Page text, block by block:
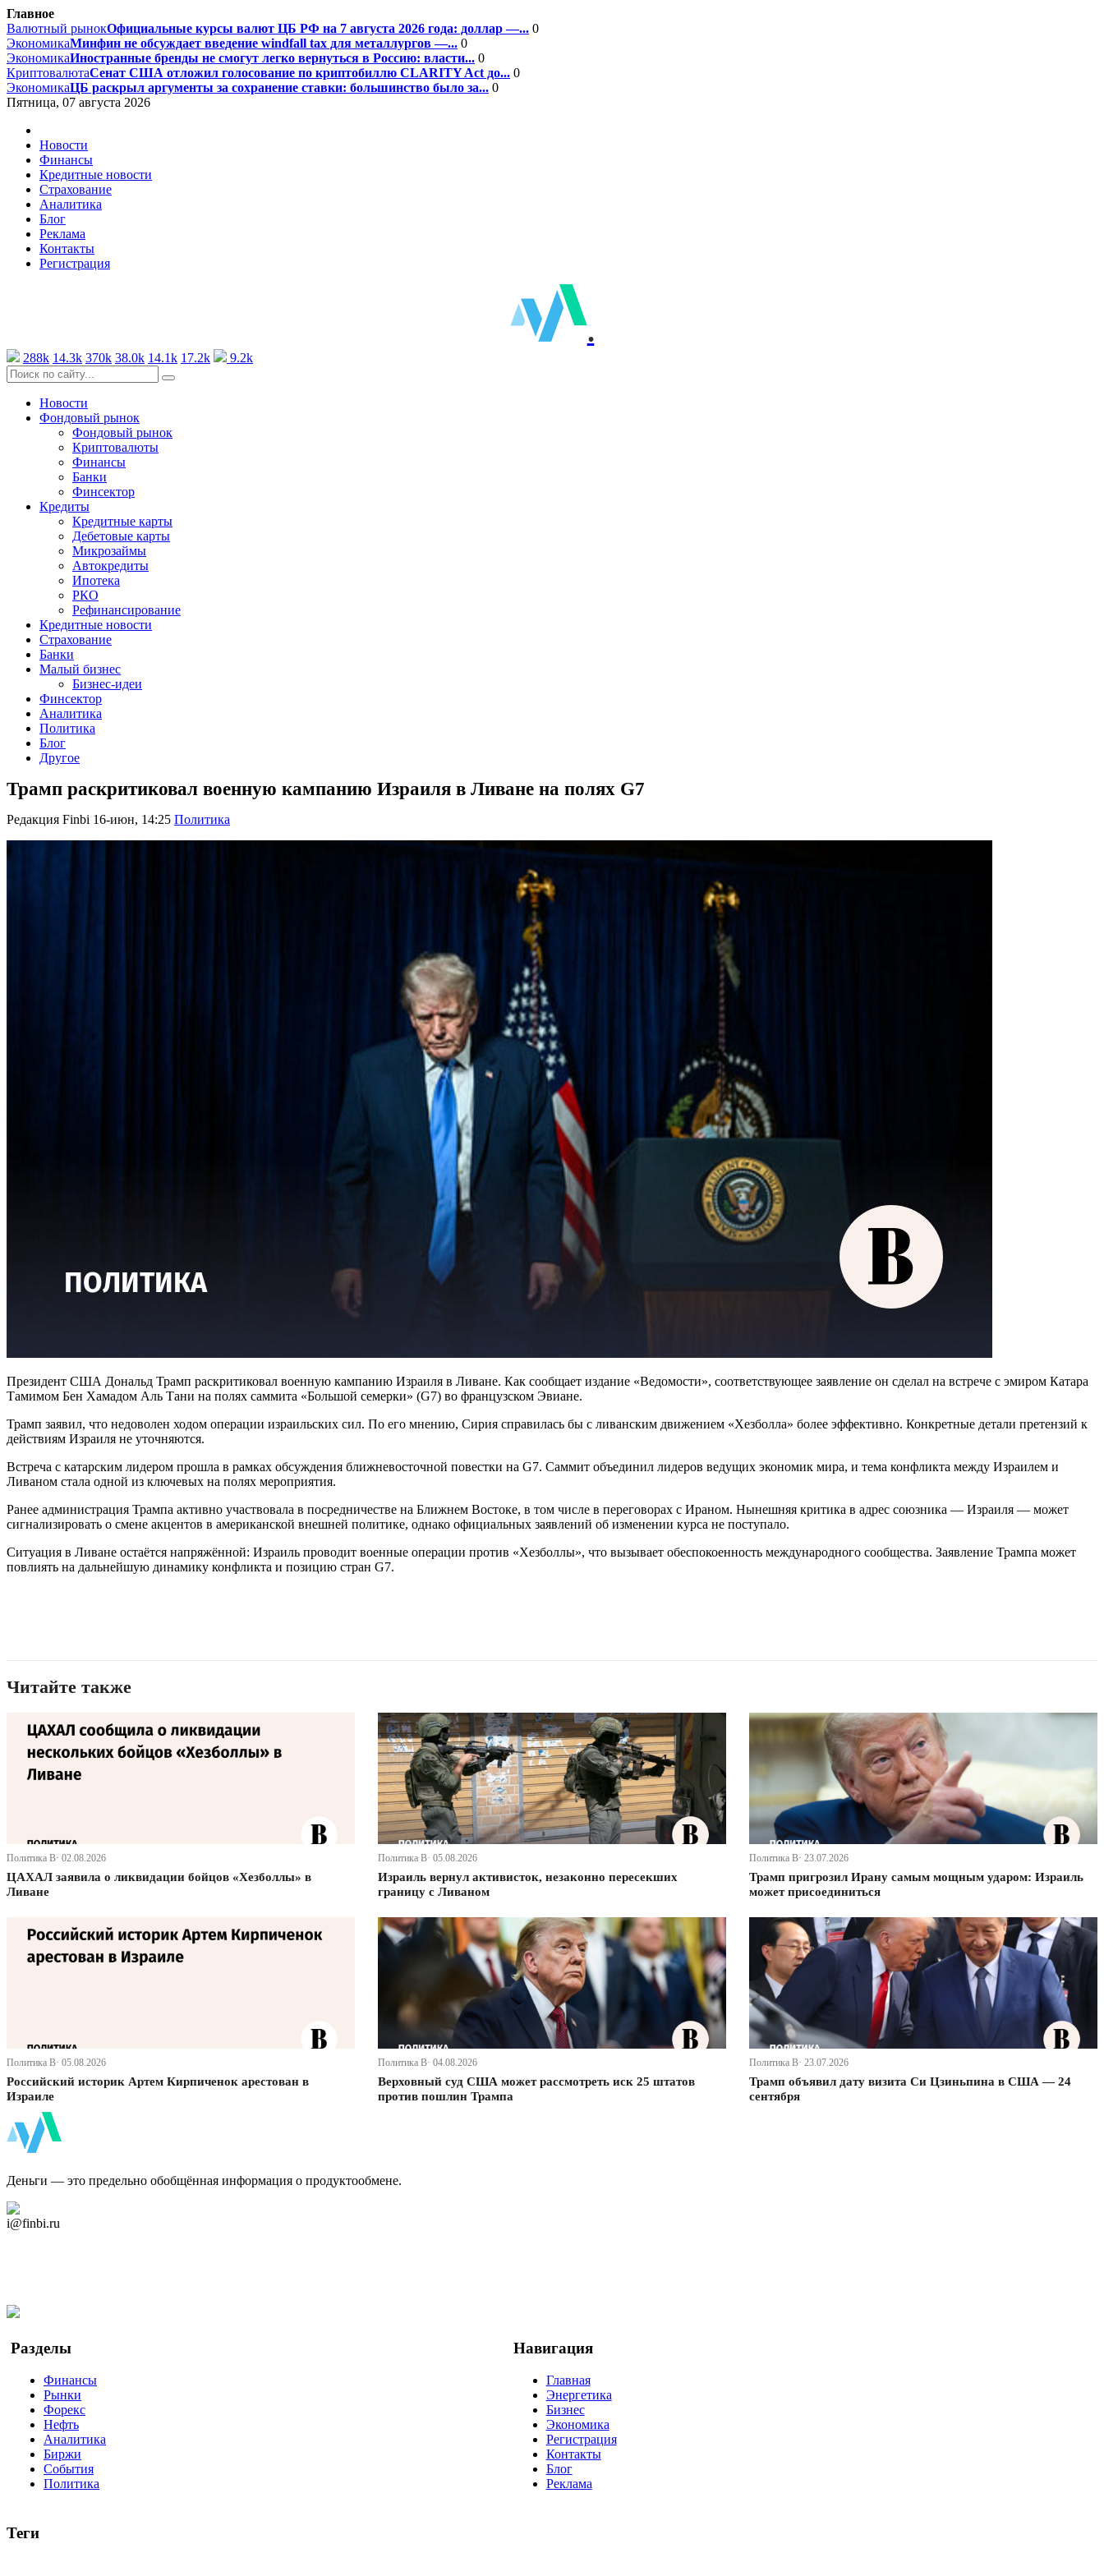
Главное
Валютный рынокОфициальные курсы валют ЦБ РФ на 7 августа 2026 года: доллар —... 0
ЭкономикаМинфин не обсуждает введение windfall tax для металлургов —... 0
ЭкономикаИностранные бренды не смогут легко вернуться в Россию: власти... 0
КриптовалютаСенат США отложил голосование по криптобиллю CLARITY Act до... 0
ЭкономикаЦБ раскрыл аргументы за сохранение ставки: большинство было за... 0
Пятница, 07 августа 2026
Новости
Финансы
Кредитные новости
Страхование
Аналитика
Блог
Реклама
Контакты
Регистрация
.
288k 14.3k 370k 38.0k 14.1k 17.2k 9.2k
Новости
Фондовый рынок
Фондовый рынок
Криптовалюты
Финансы
Банки
Финсектор
Кредиты
Кредитные карты
Дебетовые карты
Микрозаймы
Автокредиты
Ипотека
РКО
Рефинансирование
Кредитные новости
Страхование
Банки
Малый бизнес
Бизнес-идеи
Финсектор
Аналитика
Политика
Блог
Другое
Трамп раскритиковал военную кампанию Израиля в Ливане на полях G7
Редакция Finbi 16-июн, 14:25 Политика
Президент США Дональд Трамп раскритиковал военную кампанию Израиля в Ливане. Как сообщает издание «Ведомости», соответствующее заявление он сделал на встрече с эмиром Катара
Тамимом Бен Хамадом Аль Тани на полях саммита «Большой семерки» (G7) во французском Эвиане.
Трамп заявил, что недоволен ходом операции израильских сил. По его мнению, Сирия справилась бы с ливанским движением «Хезболла» более эффективно. Конкретные детали претензий к
действиям Израиля не уточняются.
Встреча с катарским лидером прошла в рамках обсуждения ближневосточной повестки на G7. Саммит объединил лидеров ведущих экономик мира, и тема конфликта между Израилем и
Ливаном стала одной из ключевых на полях мероприятия.
Ранее администрация Трампа активно участвовала в посредничестве на Ближнем Востоке, в том числе в переговорах с Ираном. Нынешняя критика в адрес союзника — Израиля — может
сигнализировать о смене акцентов в американской внешней политике, однако официальных заявлений об изменении курса не поступало.
Ситуация в Ливане остаётся напряжённой: Израиль проводит военные операции против «Хезболлы», что вызывает обеспокоенность международного сообщества. Заявление Трампа может
повлиять на дальнейшую динамику конфликта и позицию стран G7.
Читайте также
Политика В· 02.08.2026
ЦАХАЛ заявила о ликвидации бойцов «Хезболлы» в
Ливане
Политика В· 05.08.2026
Израиль вернул активисток, незаконно пересекших
границу с Ливаном
Политика В· 23.07.2026
Трамп пригрозил Ирану самым мощным ударом: Израиль
может присоединиться
Политика В· 05.08.2026
Российский историк Артем Кирпиченок арестован в
Израиле
Политика В· 04.08.2026
Верховный суд США может рассмотреть иск 25 штатов
против пошлин Трампа
Политика В· 23.07.2026
Трамп объявил дату визита Си Цзиньпина в США — 24
сентября
Деньги — это предельно обобщённая информация о продуктообмене.
i@finbi.ru
Разделы
Финансы
Рынки
Форекс
Нефть
Аналитика
Биржи
События
Политика
Навигация
Главная
Энергетика
Бизнес
Экономика
Регистрация
Контакты
Блог
Реклама
Теги